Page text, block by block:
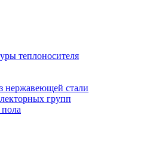
теплоносителя
нержавеющей стали
групп